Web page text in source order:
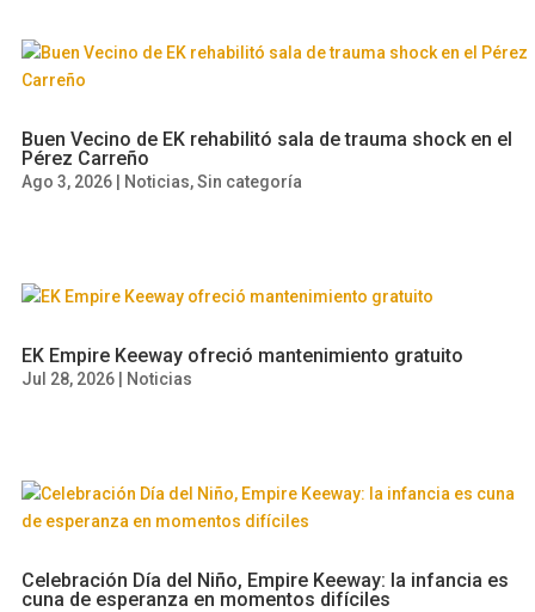
Buen Vecino de EK rehabilitó sala de trauma shock en el
Pérez Carreño
Ago 3, 2026 Noticias,Sin categoría
EK Empire Keeway ofreció mantenimiento gratuito
Jul 28, 2026 Noticias
Celebración Día del Niño, Empire Keeway: la infancia es
cuna de esperanza en momentos difíciles